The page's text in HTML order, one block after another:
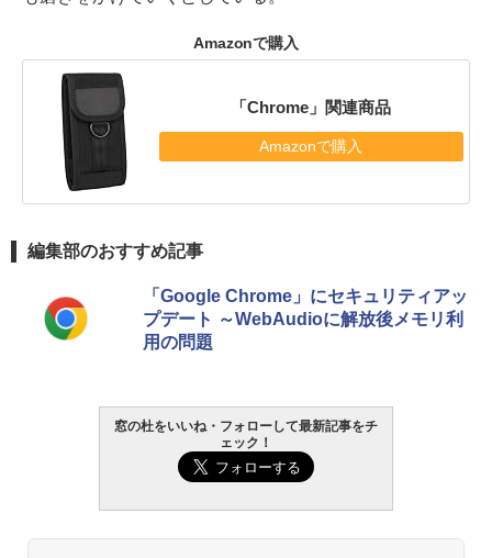
Amazonで購入
「Chrome」関連商品
Amazonで購入
編集部のおすすめ記事
「Google Chrome」にセキュリティアッ
プデート ～WebAudioに解放後メモリ利
用の問題
窓の杜をいいね・フォローして最新記事をチ
ェック！